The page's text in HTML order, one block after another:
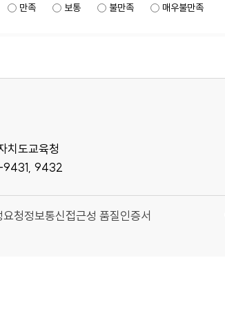
만족 보통 불만족 매우불만족
치도교육청
9432
청정보통신접근성 품질인증서